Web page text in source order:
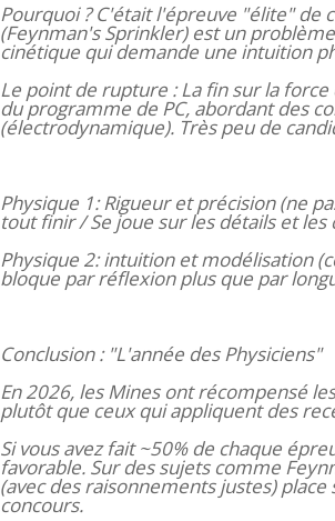
Pourquoi ? C'était l'épreuve "élite" de
(Feynman's Sprinkler) est un
cinétique qui demande une intuition
Le point de rupture : La fin sur la
du programme de PC, abordant des
(électrodynamique). Très peu de
Physique 1: Rigueur et précision (ne
tout finir / Se joue sur les détails et
Physique 2: intuition et modélisation
bloque par réflexion plus que par
Conclusion : "L'année des Physiciens"
En 2026, les Mines ont récompensé
plutôt que ceux qui appliquent des
Si vous avez fait ~50% de chaque
favorable. Sur des sujets comme
(avec des raisonnements justes)
concours.